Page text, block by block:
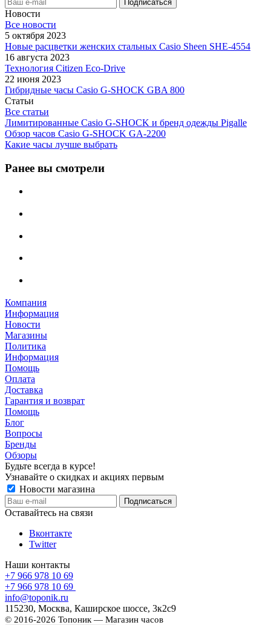
Новости
Все новости
5 октября 2023
Новые расцветки женских стальных Casio Sheen SHE-4554
16 августа 2023
Технология Citizen Eco-Drive
22 июня 2023
Гибридные часы Casio G-SHOCK GBA 800
Статьи
Все статьи
Лимитированные Casio G-SHOCK и бренд одежды Pigalle
Обзор часов Casio G-SHOCK GA-2200
Какие часы лучше выбрать
Ранее вы смотрели
Компания
Информация
Новости
Магазины
Политика
Информация
Помощь
Оплата
Доставка
Гарантия и возврат
Помощь
Блог
Вопросы
Бренды
Обзоры
Будьте всегда в курсе!
Узнавайте о скидках и акциях первым
Новости магазина
Оставайтесь на связи
Вконтакте
Twitter
Наши контакты
+7 966 978 10 69
+7 966 978 10 69
info@toponik.ru
115230, Москва, Каширское шоссе, 3к2с9
© 2016-2026 Топоник — Магазин часов